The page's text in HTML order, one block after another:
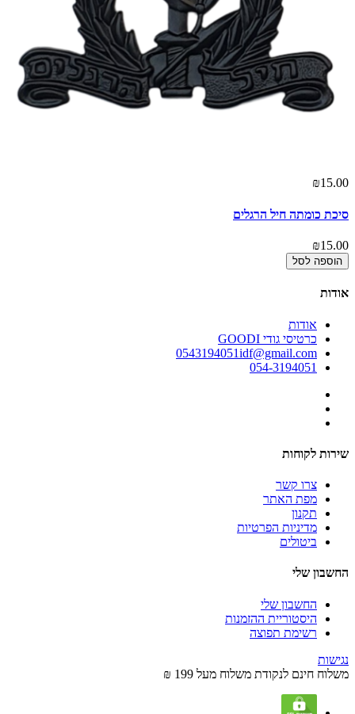
₪15.00
סיכת כומתה חיל הרגלים
₪15.00
הוספה לסל
אודות
אודות
כרטיסי גודי GOODI
0543194051idf@gmail.com
054-3194051
שירות לקוחות
צרו קשר
מפת האתר
תקנון
מדיניות הפרטיות
ביטולים
החשבון שלי
החשבון שלי
היסטוריית ההזמנות
רשימת תפוצה
נגישות
משלוח חינם לנקודת משלוח מעל 199 ₪